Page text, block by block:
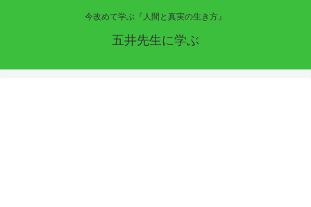
今改めて学ぶ『人間と真実の生き方』
五井先生に学ぶ